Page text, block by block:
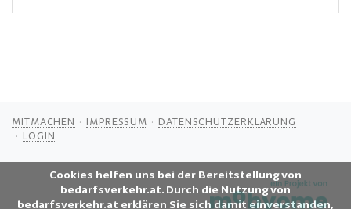
Cookies helfen uns bei der Bereitstellung von
bedarfsverkehr.at. Durch die Nutzung von
bedarfsverkehr.at erklären Sie sich damit einverstanden,
MITMACHEN IMPRESSUM
DATENSCHUTZERKLÄRUNG
LOGIN